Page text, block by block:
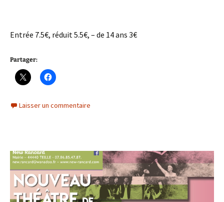
Entrée 7.5€, réduit 5.5€, – de 14 ans 3€
Partager:
Laisser un commentaire